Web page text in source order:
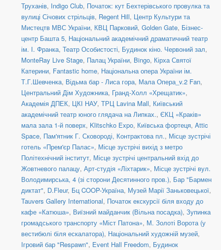
Труханів, Indigo Club, Початок: кут Бехтерівського провулка та
вулиці Січових стрільців, Regent Hill, Центр Культури та
Мистецтв МВС України, КВЦ Парковий, Golden Gate, Бізнес-
центр Башта 5, Національний академічний драматичний театр
ім. І. Франка, Театр Особистості, Будинок кіно. Червоний зал,
MonteRay Live Stage, Палац України, Bingo, Кірха Святої
Катерини, Fantastic home, Національна опера України ім.
Т.Г.Шевченка, Відьма бар - Лиса гора, Мала Опера_v.2 Fan,
Центральний Дім Художника, Гранд-Холл «Хрещатик»,
Академія ДПЕК, ЦКІ НАУ, ТРЦ Lavina Mall, Київський
академічний театр юного глядача на Липках., ЄКЦ «Краків»
мала зала 1-й поверх, Klitschko Expo, Київська фортеця, Attic
Space, Пам'ятник Г. Сковороді, Контрактова пл., Місце зустрічі
готель «Прем'єр Палас», Місце зустрічі вихід з метро
Політехнічний інститут, Місце зустрічі центральний вхід до
Жовтневого палацу, Арт-студія «Ліхтарик», Місце зустрічі вул.
Володимирська, 4 (зі сторони Десятинного пров.), Бар "Бармен
диктат", D.Fleur, Бц COOP-Україна, Музей Марії Заньковецької,
Tauvers Gallery International, Початок екскурсії біля входу до
кафе «Катюша», Виїзний майданчик (Вільна посадка), Зупинка
громадського транспорту «Міст Патона», М. Золоті Ворота (у
вестибюлі біля ескалатора), Національний художній музей,
Ігровий бар "Respawn", Event Hall Freedom, Будинок